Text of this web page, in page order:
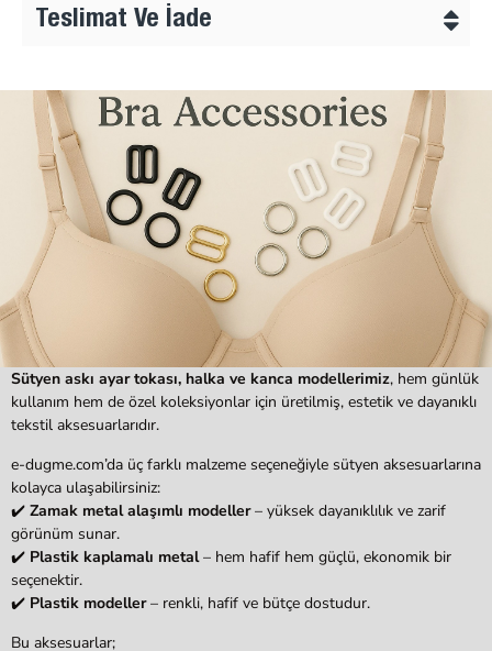
Teslimat Ve İade
Sütyen askı ayar tokası, halka ve kanca modellerimiz, hem günlük
kullanım hem de özel koleksiyonlar için üretilmiş, estetik ve dayanıklı
tekstil aksesuarlarıdır.
e-dugme.com’da üç farklı malzeme seçeneğiyle sütyen aksesuarlarına
kolayca ulaşabilirsiniz:
✔️ Zamak metal alaşımlı modeller– yüksek dayanıklılık ve zarif
görünüm sunar.
✔️ Plastik kaplamalı metal– hem hafif hem güçlü, ekonomik bir
seçenektir.
✔️ Plastik modeller– renkli, hafif ve bütçe dostudur.
Bu aksesuarlar;